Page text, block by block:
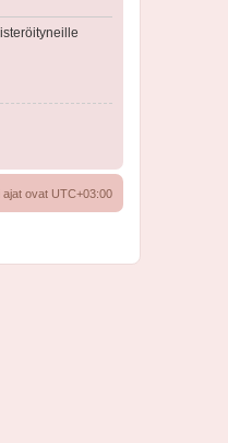
ajat ovat UTC+03:00